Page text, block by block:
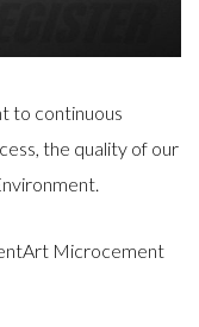
to continuous
the quality of our
Microcement